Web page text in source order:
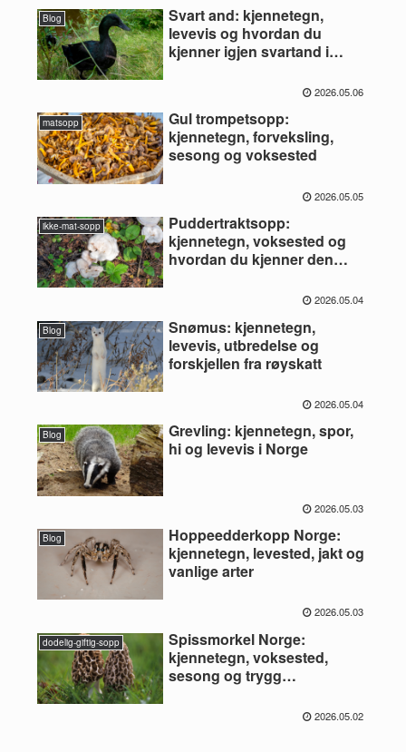
Blog
Svart and: kjennetegn,
levevis og hvordan du
kjenner igjen svartand i
2026.05.06
matsopp
Gul trompetsopp:
kjennetegn, forveksling,
sesong og voksested
2026.05.05
ikke-mat-sopp
Puddertraktsopp:
kjennetegn, voksested og
hvordan du kjenner den
2026.05.04
Blog
Snømus: kjennetegn,
levevis, utbredelse og
forskjellen fra røyskatt
2026.05.04
Blog
Grevling: kjennetegn, spor,
hi og levevis i Norge
2026.05.03
Blog
Hoppeedderkopp Norge:
kjennetegn, levested, jakt og
vanlige arter
2026.05.03
dodelig-giftig-sopp
Spissmorkel Norge:
kjennetegn, voksested,
sesong og trygg
2026.05.02